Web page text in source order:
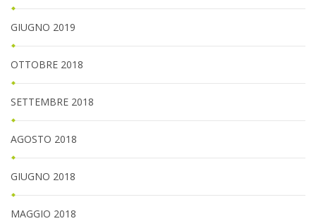
GIUGNO 2019
OTTOBRE 2018
SETTEMBRE 2018
AGOSTO 2018
GIUGNO 2018
MAGGIO 2018